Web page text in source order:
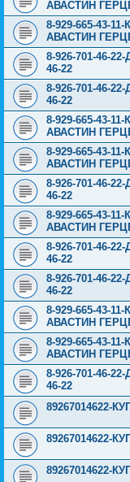
АВАСТИН
8-929-665-43-
АВАСТИН
8-926-701-46-
46-22
8-926-701-46-
46-22
8-929-665-43-
АВАСТИН
8-929-665-43-
АВАСТИН
8-926-701-46-
46-22
8-929-665-43-
АВАСТИН
8-926-701-46-
46-22
8-926-701-46-
46-22
8-929-665-43-
АВАСТИН
8-929-665-43-
АВАСТИН
8-926-701-46-
46-22
89267014622-
89267014622-
89267014622-